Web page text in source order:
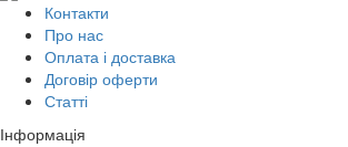
Різновиди дизайнерських
Каркасні моделі мають жорсткий каркас з
деревини, МДФ або ДСП. В якості
приємну на дотик тканину, наприклад,
виконане з м’якого пенополіуретану. Є 2
Контакти
Про нас
Оплата і доставка
Договір оферти
Статті
Інформація